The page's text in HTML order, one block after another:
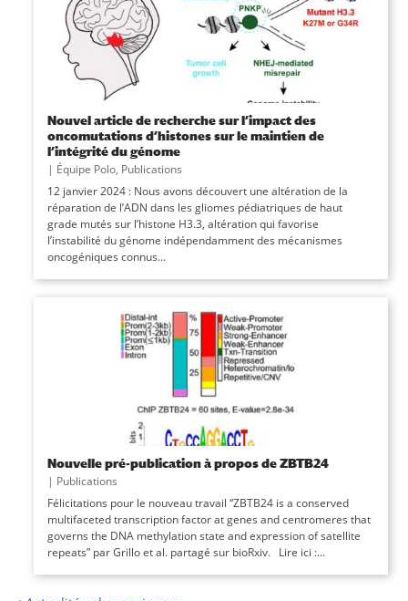
Nouvel article de recherche sur l’impact des
oncomutations d’histones sur le maintien de
l’intégrité du génome
| Équipe Polo, Publications
12 janvier 2024 : Nous avons découvert une altération de la
réparation de l’ADN dans les gliomes pédiatriques de haut
grade mutés sur l’histone H3.3, altération qui favorise
l’instabilité du génome indépendamment des mécanismes
oncogéniques connus...
Nouvelle pré-publication à propos de ZBTB24
| Publications
Félicitations pour le nouveau travail “ZBTB24 is a conserved
multifaceted transcription factor at genes and centromeres that
governs the DNA methylation state and expression of satellite
repeats” par Grillo et al. partagé sur bioRxiv. Lire ici :...